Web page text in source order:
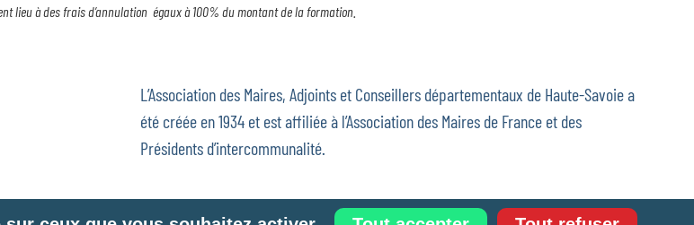
lieu à des frais d’annulation égaux à 100% du montant de la formation.
L’Association des Maires, Adjoints et Conseillers départementaux de Haute-Savoie a
été créée en 1934 et est affiliée à l’Association des Maires de France et des
Présidents d’intercommunalité.